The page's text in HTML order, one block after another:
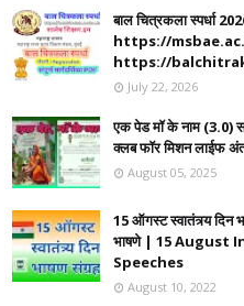
बाल चित्रकला स्पर्धा
https://
https://
July 22, 2026
एक पेड मॉ के नाम (3.0)
क्लब फॉर मिशन लाईफ
August 05, 2025
15 ऑगस्ट स्वातंत्र्य दिन
भाषणे | 15 August
Speeches
August 10, 2022